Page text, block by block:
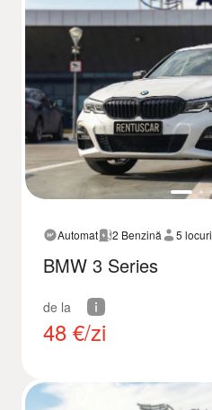
Automat 2 Benzină 5 locuri
BMW 3 Series
de la
48 €/zi